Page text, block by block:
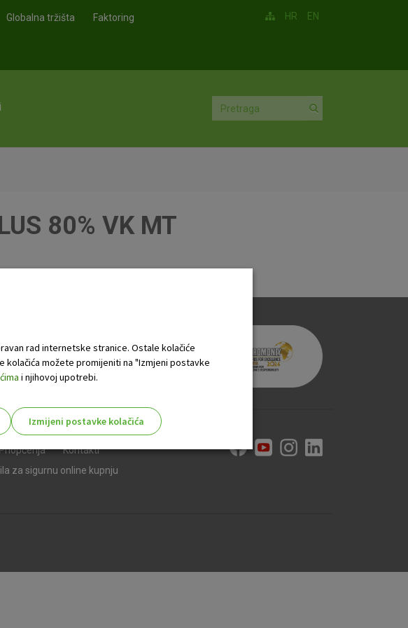
Globalna tržišta Faktoring HR EN
80% VK MT
Kontakti
za sigurnu online kupnju
rad internetske stranice. Ostale kolačiće
možete promijeniti na "Izmjeni postavke
i njihovoj upotrebi.
Izmijeni postavke kolačića